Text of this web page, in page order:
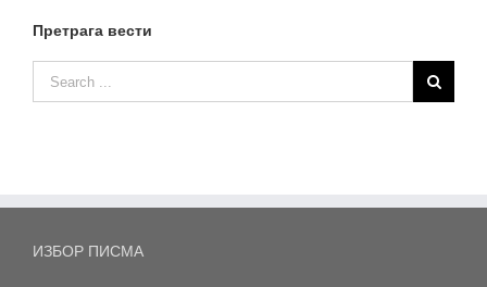
Претрага вести
ИЗБОР ПИСМА